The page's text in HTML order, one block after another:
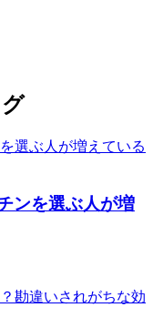
ンを選ぶ人が増